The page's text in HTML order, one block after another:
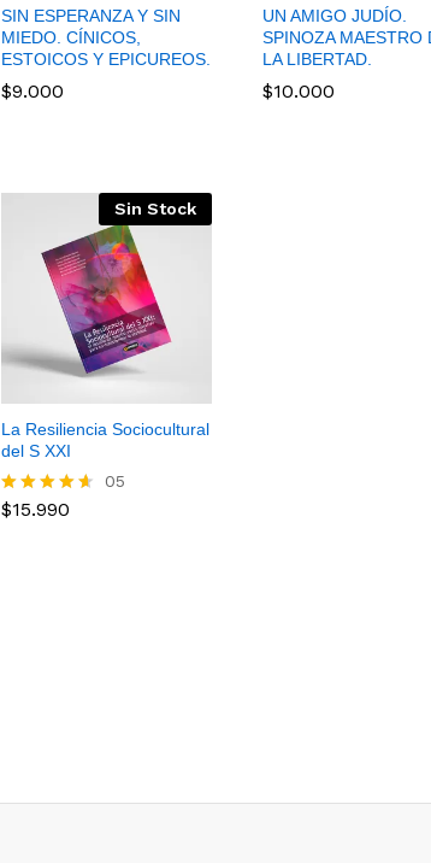
SIN ESPERANZA Y SIN
MIEDO. CÍNICOS,
ESTOICOS Y EPICUREOS.
$9.000
UN AMIGO JUDÍO.
SPINOZA MAESTRO
LA LIBERTAD.
$10.000
Sin Stock
La Resiliencia Sociocultural
del S XXI
Valorado
05
$15.990